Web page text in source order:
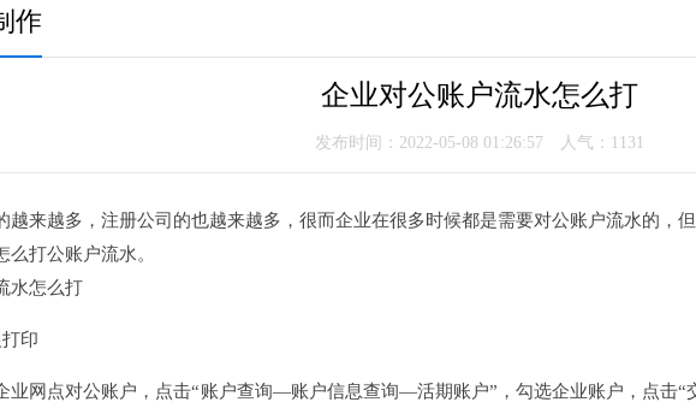
作
企业对公账户流水怎么打
发布时间：2022-05-08 01:26:57 人气： 1131
越来越多，注册公司的也越来越多，很而企业在很多时候都是需要对公账户流水的，
么打公账户流水。
流水怎么打
打印
业网点对公账户，点击“账户查询—账户信息查询—活期账户”，勾选企业账户，点击“